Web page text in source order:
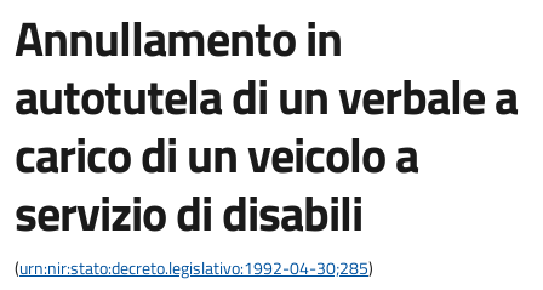
Annullamento in
autotutela di un verbale a
carico di un veicolo a
servizio di disabili
(urn:nir:stato:decreto.legislativo:1992-04-30;285)